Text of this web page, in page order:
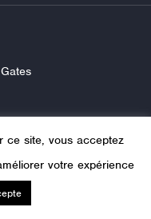
ce site, vous acceptez
votre expérience